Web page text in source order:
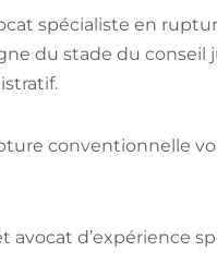
spécialiste en
du stade du
conventionnelle
avocat d’expérience